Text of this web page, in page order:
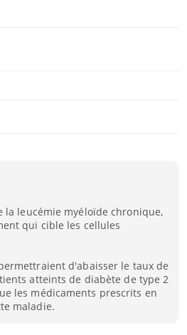
leucémie myéloïde chronique,
qui cible les cellules
d'abaisser le taux de
atteints de diabète de type 2
les médicaments prescrits en
maladie.
Cytomégalovirus : ce qui
enceintes
La sieste empêche-t-elle